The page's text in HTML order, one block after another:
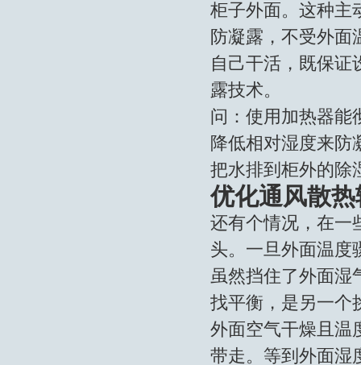
柜子外面。这种主
防凝露，不受外
自己干活，既保证
露技术。
问：使用加热器能
降低相对湿度来防
把水排到柜外的除
优化通风散
还有个情况，在一
头。一旦外面温度
虽然挡住了外面湿
找平衡，是另一个
外面空气干燥且温
带走。等到外面湿